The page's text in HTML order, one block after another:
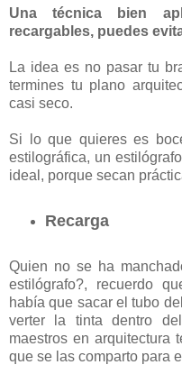
Una técnica bien
recargables, puedes
La idea es no pasar tu
termines tu plano
casi seco.
Si lo que quieres es
estilográfica, un
ideal, porque secan
Recarga
Quien no se ha
estilógrafo?, recuerdo
había que sacar el tubo
verter la tinta dentro
maestros en arquitectura
que se las comparto para